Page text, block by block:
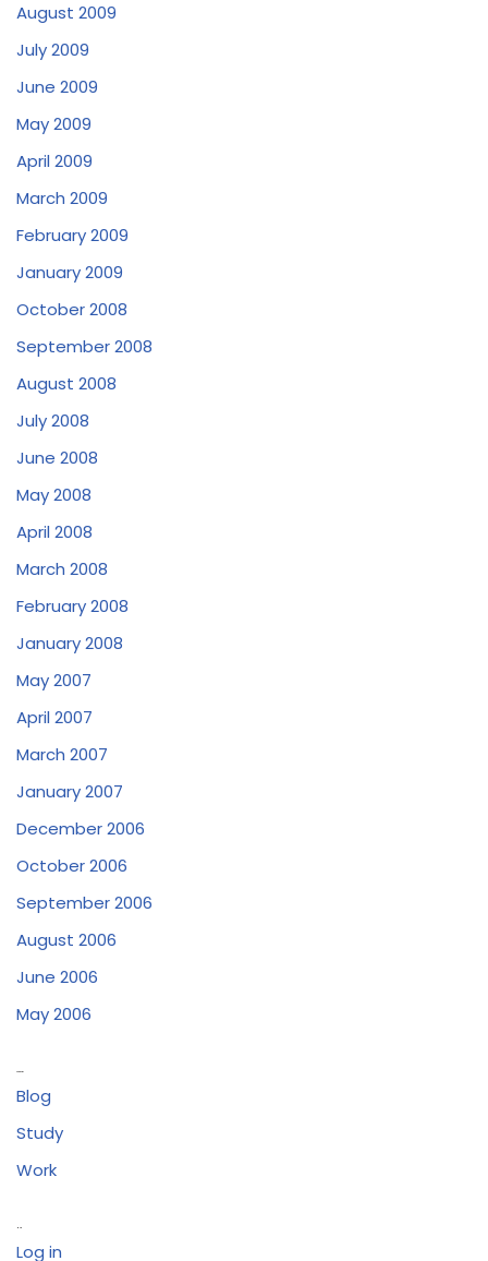
August 2009
July 2009
June 2009
May 2009
April 2009
March 2009
February 2009
January 2009
October 2008
September 2008
August 2008
July 2008
June 2008
May 2008
April 2008
March 2008
February 2008
January 2008
May 2007
April 2007
March 2007
January 2007
December 2006
October 2006
September 2006
August 2006
June 2006
May 2006
Blog
Study
Work
Log in